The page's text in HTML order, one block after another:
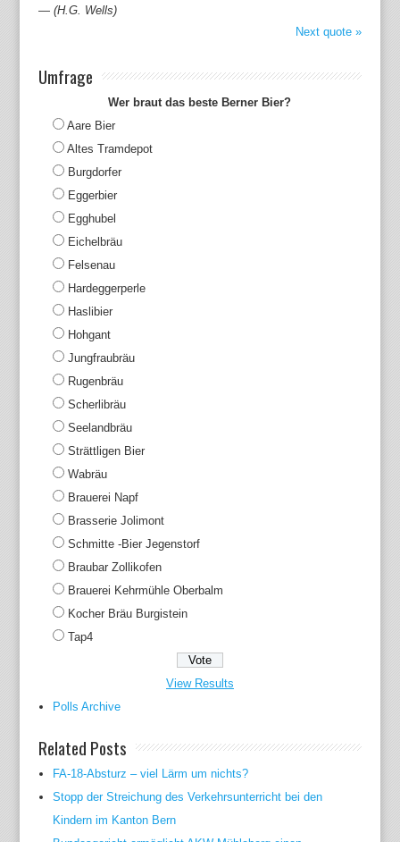
— (H.G. Wells)
Next quote »
Umfrage
Wer braut das beste Berner Bier?
Aare Bier
Altes Tramdepot
Burgdorfer
Eggerbier
Egghubel
Eichelbräu
Felsenau
Hardeggerperle
Haslibier
Hohgant
Jungfraubräu
Rugenbräu
Scherlibräu
Seelandbräu
Strättligen Bier
Wabräu
Brauerei Napf
Brasserie Jolimont
Schmitte -Bier Jegenstorf
Braubar Zollikofen
Brauerei Kehrmühle Oberbalm
Kocher Bräu Burgistein
Tap4
View Results
Polls Archive
Related Posts
FA-18-Absturz – viel Lärm um nichts?
Stopp der Streichung des Verkehrsunterricht bei den
Kindern im Kanton Bern